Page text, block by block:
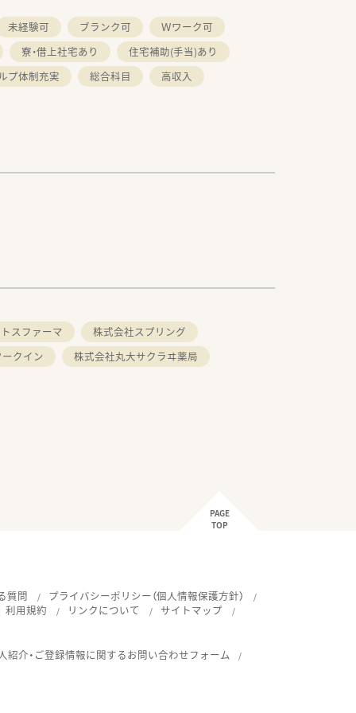
未経験可 ブランク可
Ｗワーク可
寮・借上社宅あり
住宅補助(手当)あり
プ体制充実 総合科目
高収入
スファーマ
株式会社スプリング
クイン
株式会社丸大サクラヰ薬局
PAGE
TOP
質問
プライバシーポリシー（個人情報保護方針）
利用規約 リンクについて
サイトマップ
紹介・ご登録情報に関するお問い合わせフォーム